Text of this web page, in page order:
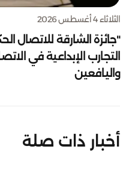
الثلاثاء 4 أغسطس 2026
"جائزة الشارقة للاتصال
التجارب الإبداعية في
واليافعين
أخبار ذات صلة